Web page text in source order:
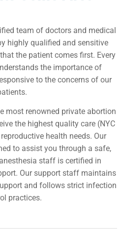
team of doctors and medical
highly qualified and sensitive
the patient comes first. Every
the importance of
to the concerns of our
most renowned private abortion
the highest quality care (NYC
health needs. Our
to assist you through a safe,
staff is certified in
Our support staff maintains
and follows strict infection
practices.